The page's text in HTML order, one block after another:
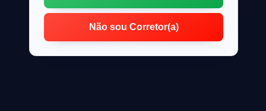
Não sou Corretor(a)